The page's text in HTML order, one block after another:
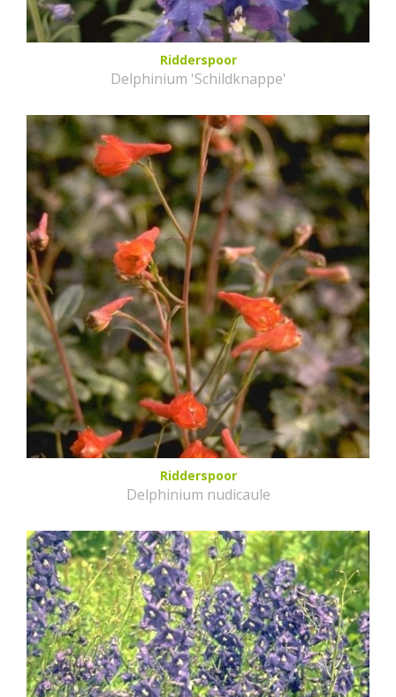
Ridderspoor
Delphinium 'Schildknappe'
Ridderspoor
Delphinium nudicaule